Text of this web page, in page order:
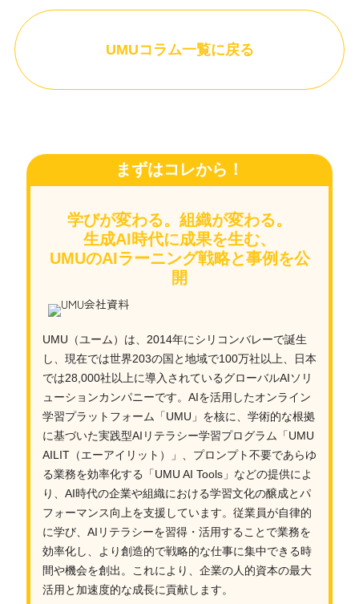
UMUコラム一覧に戻る
まずはコレから！
学びが変わる。組織が変わる。
生成AI時代に成果を生む、
UMUのAIラーニング戦略と事例を公
開
UMU（ユーム）は、2014年にシリコンバレーで誕生
し、現在では世界203の国と地域で100万社以上、日本
では28,000社以上に導入されているグローバルAIソリ
ューションカンパニーです。AIを活用したオンライン
学習プラットフォーム「UMU」を核に、学術的な根拠
に基づいた実践型AIリテラシー学習プログラム「UMU
AILIT（エーアイリット）」、プロンプト不要であらゆ
る業務を効率化する「UMU AI Tools」などの提供によ
り、AI時代の企業や組織における学習文化の醸成とパ
フォーマンス向上を支援しています。従業員が自律的
に学び、AIリテラシーを習得・活用することで業務を
効率化し、より創造的で戦略的な仕事に集中できる時
間や機会を創出。これにより、企業の人的資本の最大
活用と加速度的な成長に貢献します。